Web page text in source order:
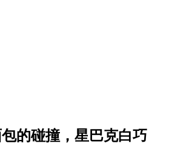
的碰撞，星巴克白巧